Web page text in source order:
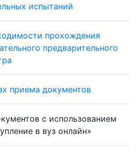
испытаний
прохождения
предварительного
приема документов
с использованием
в вуз онлайн»